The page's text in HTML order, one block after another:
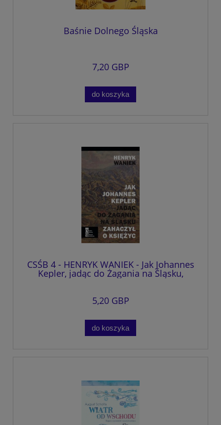
Baśnie Dolnego Śląska
7,20 GBP
do koszyka
CSŚB 4 - HENRYK WANIEK - Jak Johannes
Kepler, jadąc do Żagania na Śląsku,
zahaczył o księżyc
5,20 GBP
do koszyka